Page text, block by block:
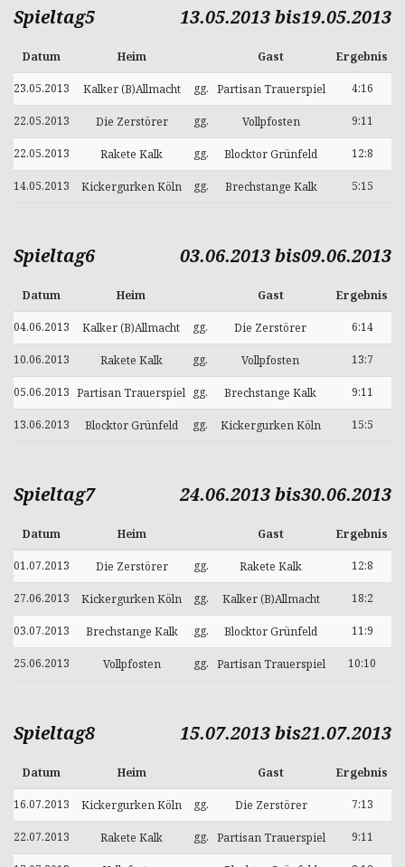
Spieltag5 13.05.2013 bis19.05.2013
Datum Heim Gast Ergebnis
23.05.2013 Kalker (B)Allmacht gg. Partisan Trauerspiel 4:16
22.05.2013 Die Zerstörer gg. Vollpfosten 9:11
22.05.2013 Rakete Kalk gg. Blocktor Grünfeld 12:8
14.05.2013 Kickergurken Köln gg. Brechstange Kalk 5:15
Spieltag6 03.06.2013 bis09.06.2013
Datum Heim Gast Ergebnis
04.06.2013 Kalker (B)Allmacht gg. Die Zerstörer 6:14
10.06.2013 Rakete Kalk gg. Vollpfosten 13:7
05.06.2013 Partisan Trauerspiel gg. Brechstange Kalk 9:11
13.06.2013 Blocktor Grünfeld gg. Kickergurken Köln 15:5
Spieltag7 24.06.2013 bis30.06.2013
Datum Heim Gast Ergebnis
01.07.2013 Die Zerstörer gg. Rakete Kalk 12:8
27.06.2013 Kickergurken Köln gg. Kalker (B)Allmacht 18:2
03.07.2013 Brechstange Kalk gg. Blocktor Grünfeld 11:9
25.06.2013 Vollpfosten gg. Partisan Trauerspiel 10:10
Spieltag8 15.07.2013 bis21.07.2013
Datum Heim Gast Ergebnis
16.07.2013 Kickergurken Köln gg. Die Zerstörer 7:13
22.07.2013 Rakete Kalk gg. Partisan Trauerspiel 9:11